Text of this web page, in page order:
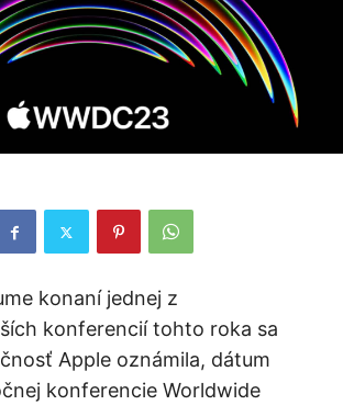
konaní jednej z
konferencií tohto roka sa
Apple oznámila, dátum
konferencie Worldwide